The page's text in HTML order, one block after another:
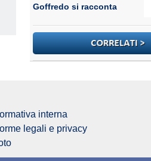
Goffredo si racconta
interna
legali e privacy